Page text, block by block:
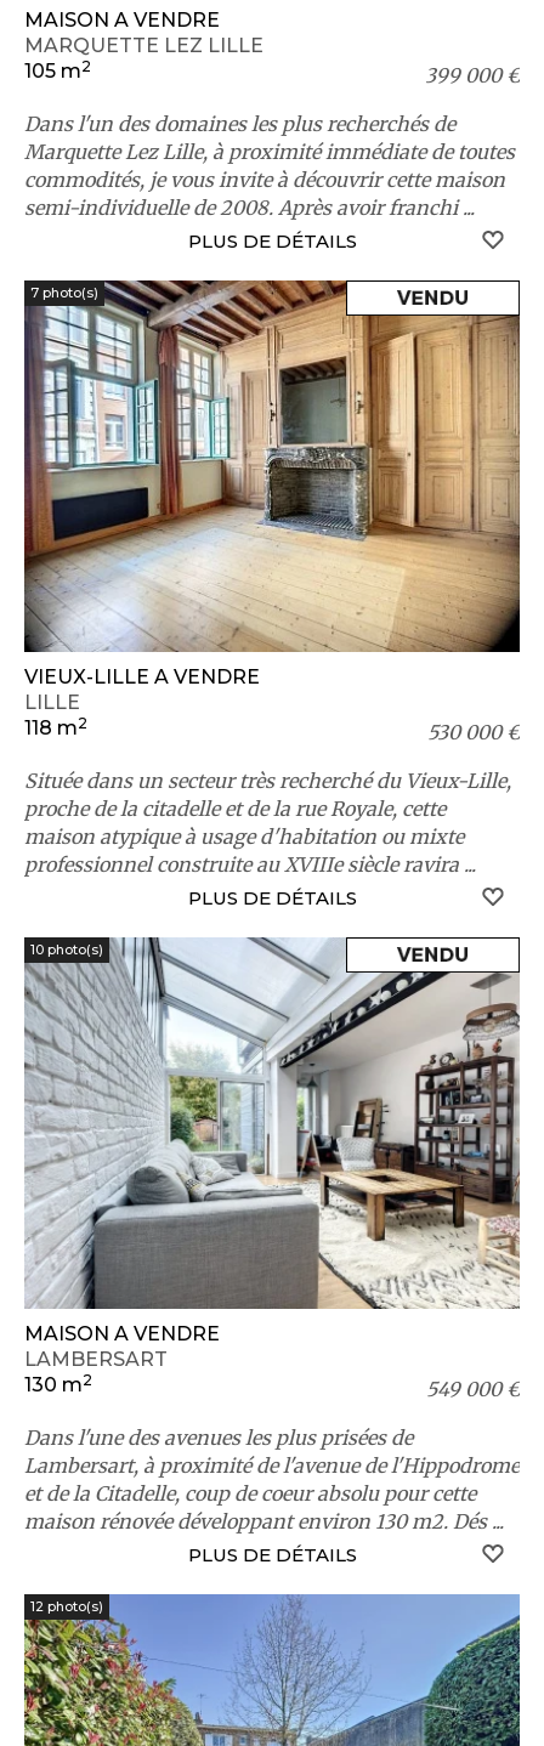
MAISON A VENDRE
MARQUETTE LEZ LILLE
105 m2
399 000 €
Dans l'un des domaines les plus recherchés de
Marquette Lez Lille, à proximité immédiate de toutes
commodités, je vous invite à découvrir cette maison
semi-individuelle de 2008. Après avoir franchi ...
PLUS DE DÉTAILS
7 photo(s)
VIEUX-LILLE A VENDRE
LILLE
118 m2
530 000 €
Située dans un secteur très recherché du Vieux-Lille,
proche de la citadelle et de la rue Royale, cette
maison atypique à usage d'habitation ou mixte
professionnel construite au XVIIIe siècle ravira ...
PLUS DE DÉTAILS
10 photo(s)
MAISON A VENDRE
LAMBERSART
130 m2
549 000 €
Dans l'une des avenues les plus prisées de
Lambersart, à proximité de l'avenue de l'Hippodrome
et de la Citadelle, coup de coeur absolu pour cette
maison rénovée développant environ 130 m2. Dés ...
PLUS DE DÉTAILS
12 photo(s)